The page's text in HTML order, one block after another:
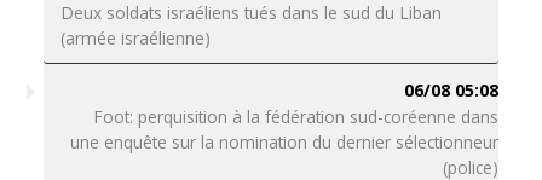
Deux soldats israéliens tués dans le sud du Liban
(armée israélienne)
06/08 05:08
Foot: perquisition à la fédération sud-coréenne dans
une enquête sur la nomination du dernier sélectionneur
(police)